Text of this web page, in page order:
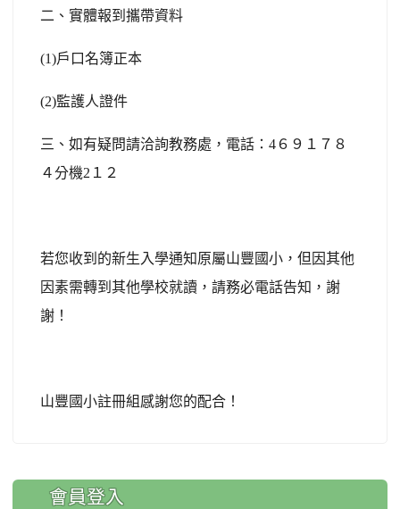
二、實體報到攜帶資料
(1)戶口名簿正本
(2)監護人證件
三、如有疑問請洽詢教務處，電話：4６９１７８
４分機2１２
若您收到的新生入學通知原屬山豐國小，但因其他
因素需轉到其他學校就讀，請務必電話告知，謝
謝！
山豐國小註冊組感謝您的配合！
:::
會員登入